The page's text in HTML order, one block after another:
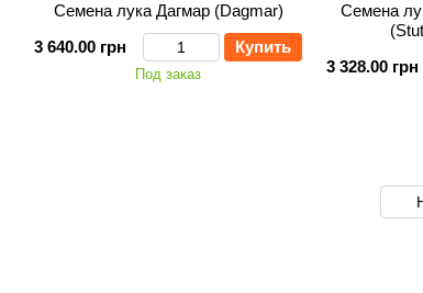
Семена лука Дагмар (Dagmar)
3 640.00 грн
Купить
Под заказ
Семена
3 328.00 грн